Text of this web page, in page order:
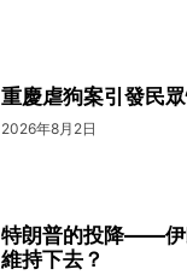
重慶虐狗案引發民
2026年8月2日
特朗普的投降——伊
維持下去？